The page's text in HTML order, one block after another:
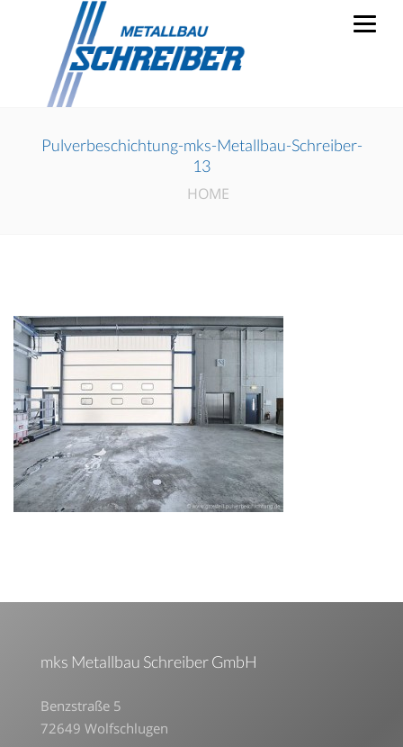
Pulverbeschichtung-mks-Metallbau-Schreiber-
13
HOME
mks Metallbau Schreiber GmbH
Benzstraße 5
72649 Wolfschlugen